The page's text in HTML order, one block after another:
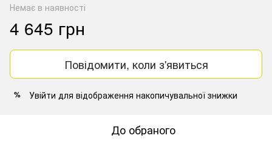
Немає в наявності
4 645 грн
Повідомити, коли з'явиться
% Увійти для відображення накопичувальної знижки
До обраного